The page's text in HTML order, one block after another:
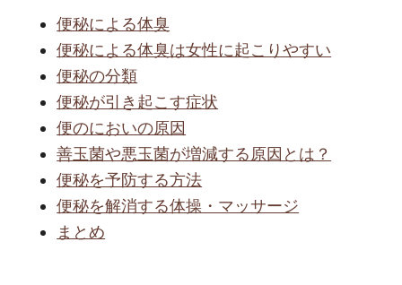
便秘による体臭
便秘による体臭は女性に起こりやすい
便秘の分類
便秘が引き起こす症状
便のにおいの原因
善玉菌や悪玉菌が増減する原因とは？
便秘を予防する方法
便秘を解消する体操・マッサージ
まとめ